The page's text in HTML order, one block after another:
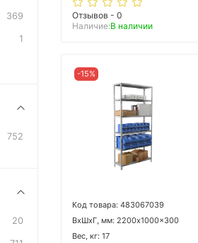
Отзывов - 0
Наличие:В наличии
-15%
Код товара: 483067039
ВхШхГ, мм: 2200x1000x300
Вес, кг: 17
369
1
752
20